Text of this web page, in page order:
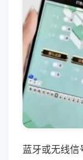
蓝牙或无线信